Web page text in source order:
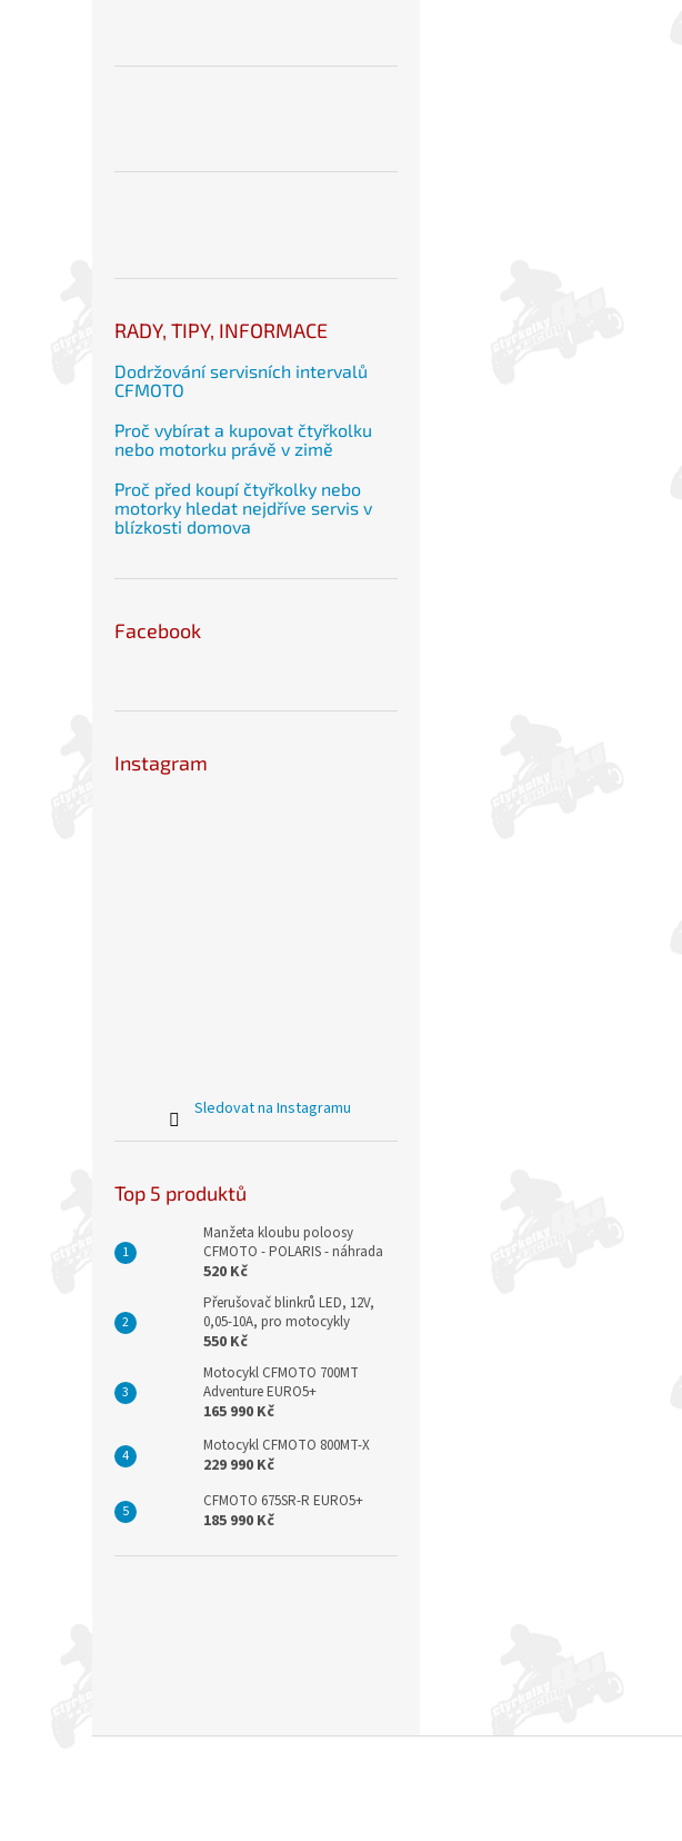
RADY, TIPY, INFORMACE
Dodržování servisních intervalů
CFMOTO
Proč vybírat a kupovat čtyřkolku
nebo motorku právě v zimě
Proč před koupí čtyřkolky nebo
motorky hledat nejdříve servis v
blízkosti domova
Facebook
Instagram
Sledovat na Instagramu
Top 5 produktů
Manžeta kloubu poloosy
CFMOTO - POLARIS - náhrada
520 Kč
Přerušovač blinkrů LED, 12V,
0,05-10A, pro motocykly
550 Kč
Motocykl CFMOTO 700MT
Adventure EURO5+
165 990 Kč
Motocykl CFMOTO 800MT-X
229 990 Kč
CFMOTO 675SR-R EURO5+
185 990 Kč